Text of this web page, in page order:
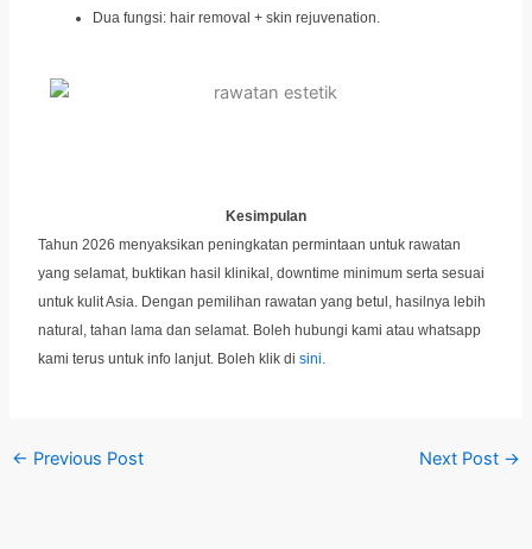
Dua fungsi: hair removal + skin rejuvenation.
Kesimpulan
Tahun 2026 menyaksikan peningkatan permintaan untuk rawatan
yang selamat, buktikan hasil klinikal, downtime minimum serta sesuai
untuk kulit Asia. Dengan pemilihan rawatan yang betul, hasilnya lebih
natural, tahan lama dan selamat. Boleh hubungi kami atau whatsapp
kami terus untuk info lanjut. Boleh klik disini.
← Previous Post Next Post →